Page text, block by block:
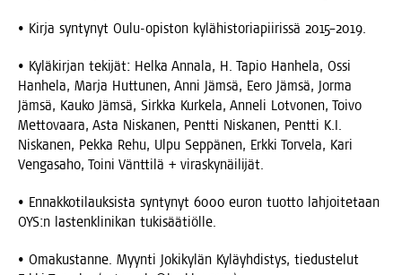
• Kir­ja syn­ty­nyt Oulu-opis­ton kylä­his­to­ria­pii­ris­sä 2015–2019.
• Kylä­kir­jan teki­jät: Hel­ka Anna­la, H. Tapio Han­he­la, Ossi
Han­he­la, Mar­ja Hut­tu­nen, Anni Jäm­sä, Eero Jäm­sä, Jor­ma
Jäm­sä, Kau­ko Jäm­sä, Sirk­ka Kur­ke­la, Anne­li Lot­vo­nen, Toi­vo
Met­to­vaa­ra, Asta Nis­ka­nen, Pent­ti Nis­ka­nen, Pent­ti K.I.
Nis­ka­nen, Pek­ka Rehu, Ulpu Sep­pä­nen, Erk­ki Tor­ve­la, Kari
Ven­ga­sa­ho, Toi­ni Vänt­ti­lä + viraskynäilijät.
• Ennak­ko­ti­lauk­sis­ta syn­ty­nyt 6000 euron tuot­to lah­joi­te­taan
OYS:n las­tenkli­ni­kan tukisäätiölle.
• Oma­kus­tan­ne. Myyn­ti Joki­ky­län Kyläyh­dis­tys, tie­dus­te­lut